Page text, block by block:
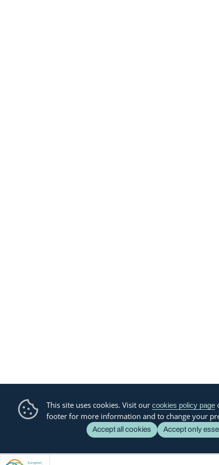
This site uses cookies. Visit our cookies policy page
footer for more information and to change your
Accept all cookies Accept only